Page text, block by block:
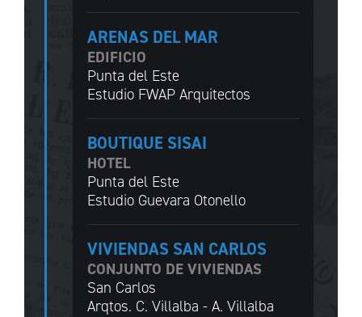
ARENAS DEL MAR
EDIFICIO
Punta del Este
Estudio FWAP Arquitectos
BOUTIQUE SISAI
HOTEL
Punta del Este
Estudio Guevara Otonello
VIVIENDAS SAN CARLOS
CONJUNTO DE VIVIENDAS
San Carlos
Arqtos. C. Villalba - A. Villalba